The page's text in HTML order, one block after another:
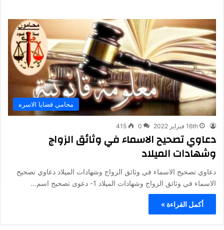
محامي قضايا الاسره
16th فبراير 2022 0
415
دعاوي تصحيح الاسماء في وثائق الزواج
وشهادات الميلاد
دعاوي تصحيح الاسماء في وثائق الزواج وشهادات الميلاد دعاوي تصحيح
الاسماء في وثائق الزواج وشهادات الميلاد 1- دعوى تصحيح اسم…
أكمل القراءة »